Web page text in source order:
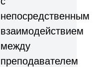
непосредственным
взаимодействием
между
преподавателем